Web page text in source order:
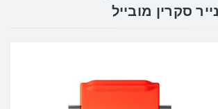
סקרין מובייל